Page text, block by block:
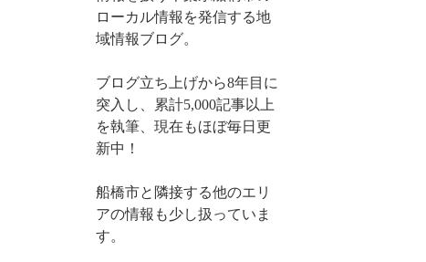
ローカル情報を発信する地
域情報ブログ。
ブログ立ち上げから8年目に
突入し、累計5,000記事以上
を執筆、現在もほぼ毎日更
新中！
船橋市と隣接する他のエリ
アの情報も少し扱っていま
す。